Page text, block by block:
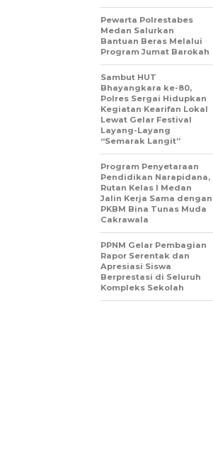
Pewarta Polrestabes
Medan Salurkan
Bantuan Beras Melalui
Program Jumat Barokah
Sambut HUT
Bhayangkara ke-80,
Polres Sergai Hidupkan
Kegiatan Kearifan Lokal
Lewat Gelar Festival
Layang-Layang
“Semarak Langit”
Program Penyetaraan
Pendidikan Narapidana,
Rutan Kelas I Medan
Jalin Kerja Sama dengan
PKBM Bina Tunas Muda
Cakrawala
PPNM Gelar Pembagian
Rapor Serentak dan
Apresiasi Siswa
Berprestasi di Seluruh
Kompleks Sekolah